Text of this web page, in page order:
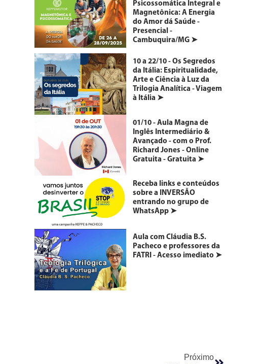
Psicossomática Integral e
Magnetônica: A Energia
do Amor dá Saúde -
Presencial -
Cambuquira/MG ➤
10 a 22/10 - Os Segredos
da Itália: Espiritualidade,
Arte e Ciência à Luz da
Trilogia Analítica - Viagem
à Itália ➤
01/10 - Aula Magna de
Inglês Intermediário &
Avançado - com o Prof.
Richard Jones - Online
Gratuita - Gratuita ➤
Receba links e conteúdos
sobre a INVERSÃO
entrando no grupo de
WhatsApp ➤
Aula com Cláudia B.S.
Pacheco e professores da
FATRI - Acesso imediato ➤
Próximo